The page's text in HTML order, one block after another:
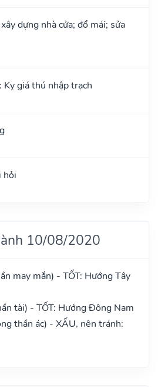
dựng nhà cửa; đổ mái; sửa
Kỵ giá thú nhập trạch
hỏi
10/08/2020
may mắn) - TỐT: Hướng Tây
tài) - TỐT: Hướng Đông Nam
thần ác) - XẤU, nên tránh: